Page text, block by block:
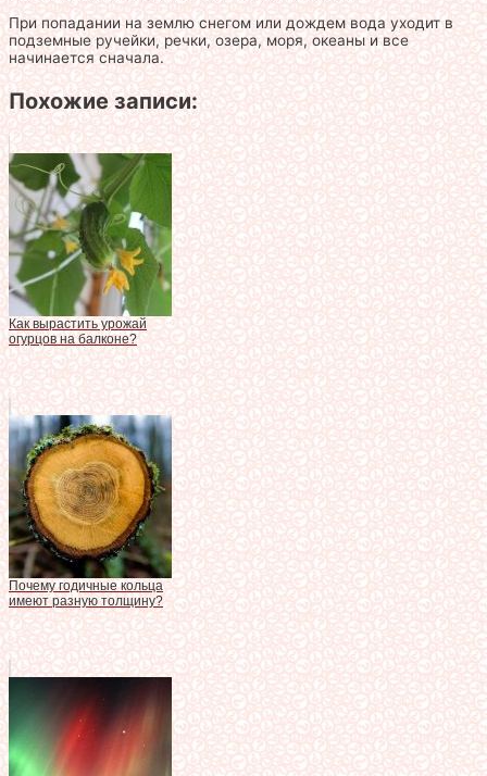
При попадании на землю снегом или дождем вода уходит в
подземные ручейки, речки, озера, моря, океаны и все
начинается сначала.
Похожие записи:
Как вырастить урожай
огурцов на балконе?
Почему годичные кольца
имеют разную толщину?